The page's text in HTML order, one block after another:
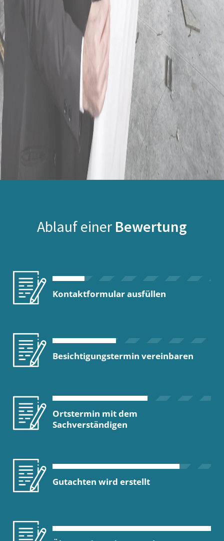
Ablauf einer Bewertung
Kontaktformular ausfüllen
Besichtigungstermin vereinbaren
Ortstermin mit dem
Sachverständigen
Gutachten wird erstellt